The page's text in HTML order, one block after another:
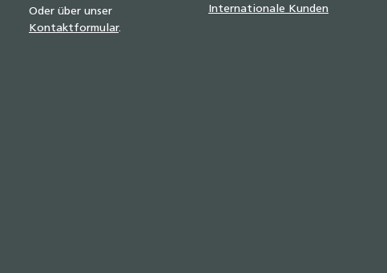
Oder über unser
Kontaktformular.
Internationale Kunden